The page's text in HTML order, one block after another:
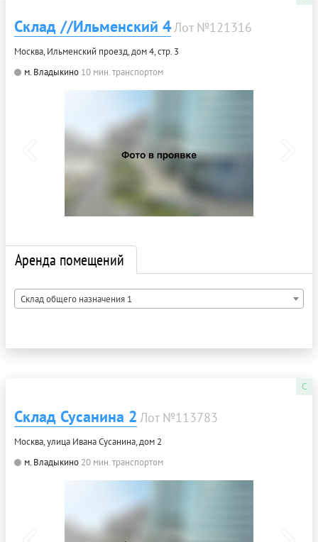
Склад //Ильменский 4Лот №121316
Москва, Ильменский проезд, дом 4, стр. 3
м. Владыкино 10 мин. транспортом
Аренда помещений
Склад общего назначения 1
C
Склад Сусанина 2 Лот №113783
Москва, улица Ивана Сусанина, дом 2
м. Владыкино 20 мин. транспортом